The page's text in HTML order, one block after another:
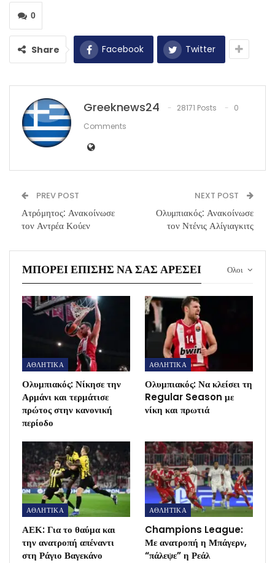
0
Share Facebook Twitter
Greeknews24 28171 Posts
0
Comments
PREV POST
Ατρόμητος: Ανακοίνωσε
τον Αντρέα Κούεν
NEXT POST
Ολυμπιακός: Ανακοίνωσε
τον Ντένις Αλίγιαγκιτς
Ολοι
ΜΠΟΡΕΊ ΕΠΊΣΗΣ ΝΑ ΣΑΣ ΑΡΈΣΕΙ
ΑΘΛΗΤΙΚΑ
Ολυμπιακός: Νίκησε την
Αρμάνι και τερμάτισε
πρώτος στην κανονική
περίοδο
ΑΘΛΗΤΙΚΑ
Ολυμπιακός: Να κλείσει τη
Regular Season με
νίκη και πρωτιά
ΑΘΛΗΤΙΚΑ
ΑΕΚ: Για το θαύμα και
την ανατροπή απέναντι
στη Ράγιο Βαγεκάνο
ΑΘΛΗΤΙΚΑ
Champions League:
Με ανατροπή η Μπάγερν,
“πάλεψε” η Ρεάλ